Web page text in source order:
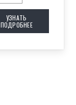
УЗНАТЬ
ПОДРОБНЕЕ